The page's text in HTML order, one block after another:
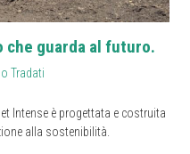
guarda al futuro.
Tradati
Intense è progettata e costruita
alla sostenibilità.